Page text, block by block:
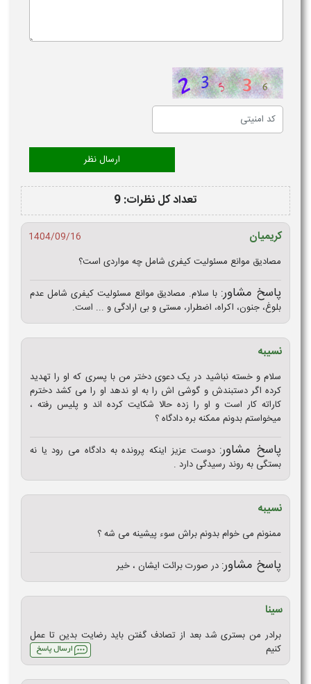
تعداد کل نظرات: 9
کریمیان
1404/09/16
مصادیق موانع مسئولیت کیفری شامل چه مواردی است؟
پاسخ مشاور: با سلام. مصادیق موانع مسئولیت کیفری شامل عدم
بلوغ، جنون، اکراه، اضطرار، مستی و بی ارادگی و ... است.
نسیبه
سلام و خسته نباشید در یک دعوی دختر من با پسری که او را تهدید
کرده اگر دستبندش و گوشی اش را به او ندهد او را می کشد دخترم
کاراته کار است و او را زده حالا شکایت کرده اند و پلیس رفته ،
میخواستم بدونم ممکنه بره دادگاه ؟
پاسخ مشاور: دوست عزیز اینکه پرونده به دادگاه می رود یا نه
بستگی به روند رسیدگی دارد .
نسیبه
ممنونم می خوام بدونم براش سوء پیشینه می شه ؟
پاسخ مشاور: در صورت برائت ایشان ، خیر
سینا
برادر من بستری شد بعد از تصادف گفتن باید رضایت بدین تا عمل
کنیم